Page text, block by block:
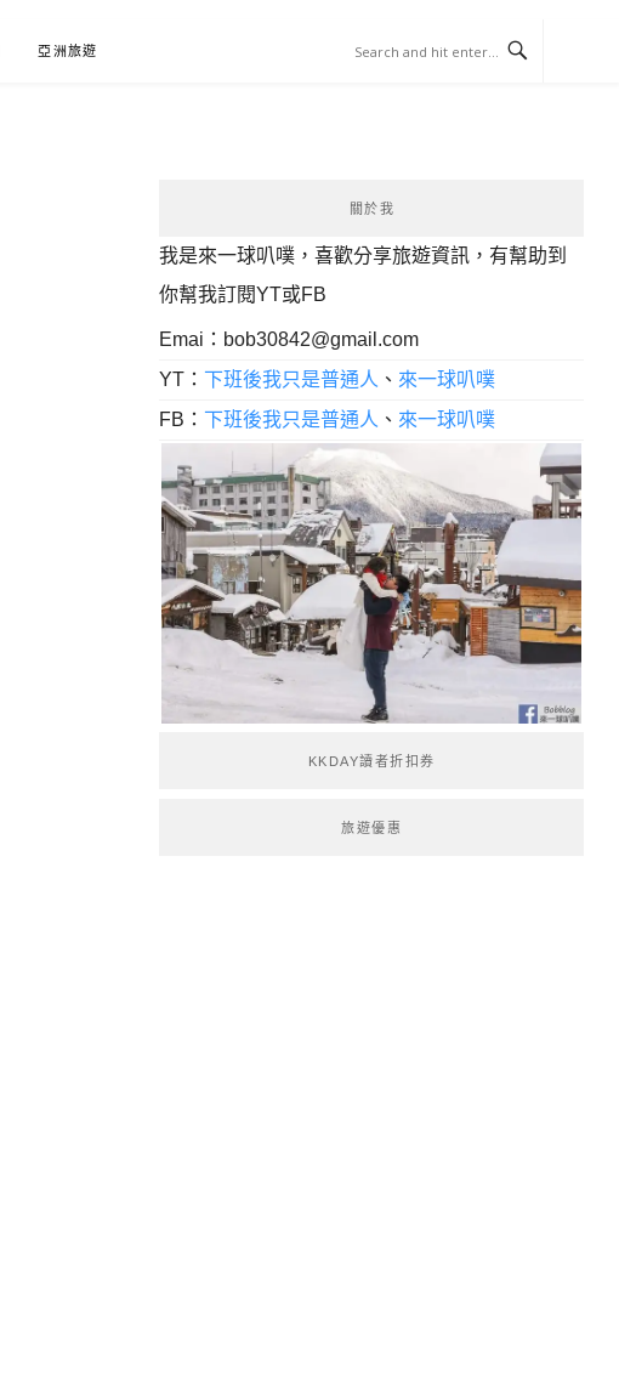
亞洲旅遊
關於我
我是來一球叭噗，喜歡分享旅遊資訊，有幫助到
你幫我訂閱YT或FB
Emai： bob30842@gmail.com
YT：下班後我只是普通人 、 來一球叭噗
FB：下班後我只是普通人 、 來一球叭噗
KKDAY讀者折扣券
旅遊優惠